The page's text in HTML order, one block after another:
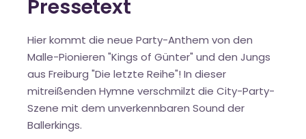
Pressetext
Hier kommt die neue Party-Anthem von den
Malle-Pionieren "Kings of Günter" und den Jungs
aus Freiburg "Die letzte Reihe"! In dieser
mitreißenden Hymne verschmilzt die City-Party-
Szene mit dem unverkennbaren Sound der
Ballerkings.